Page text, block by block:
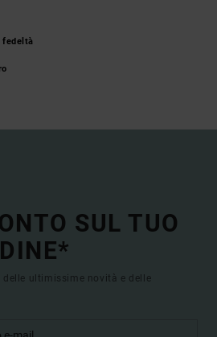
fedeltà
SUL TUO
delle ultimissime novità e delle